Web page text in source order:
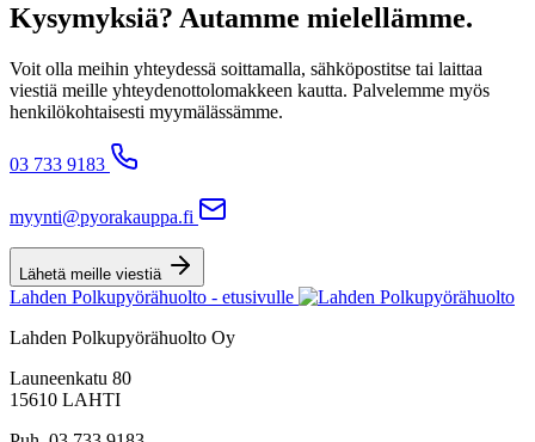
Kysymyksiä? Autamme mielellämme.
Voit olla meihin yhteydessä soittamalla, sähköpostitse tai laittaa
viestiä meille yhteydenottolomakkeen kautta. Palvelemme myös
henkilökohtaisesti myymälässämme.
03 733 9183
myynti@pyorakauppa.fi
Lähetä meille viestiä
Lahden Polkupyörähuolto - etusivulle
Lahden Polkupyörähuolto Oy
Launeenkatu 80
15610 LAHTI